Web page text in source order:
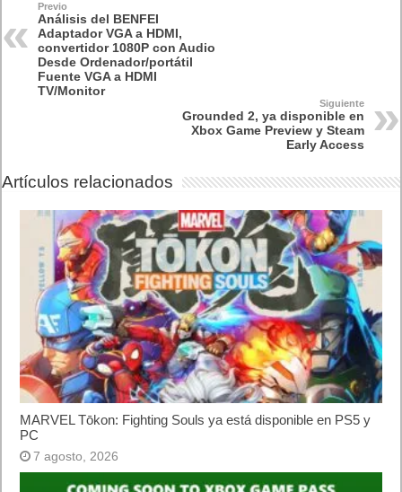
Previo
Análisis del BENFEI
Adaptador VGA a HDMI,
convertidor 1080P con Audio
Desde Ordenador/portátil
Fuente VGA a HDMI
TV/Monitor
Siguiente
Grounded 2, ya disponible en
Xbox Game Preview y Steam
Early Access
Artículos relacionados
MARVEL Tōkon: Fighting Souls ya está disponible en PS5 y
PC
7 agosto, 2026